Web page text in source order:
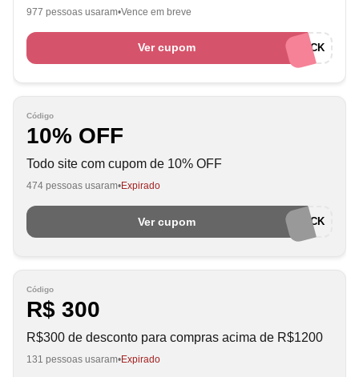
977 pessoas usaram Vence em breve
Ver cupom OPTIMISECK
Código
10% OFF
Todo site com cupom de 10% OFF
474 pessoas usaram Expirado
Ver cupom WELCOMECK
Código
R$ 300
R$300 de desconto para compras acima de R$1200
131 pessoas usaram Expirado